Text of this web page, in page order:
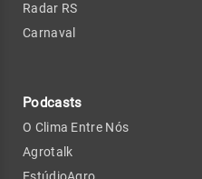
Radar RS
Carnaval
Podcasts
O Clima Entre Nós
Agrotalk